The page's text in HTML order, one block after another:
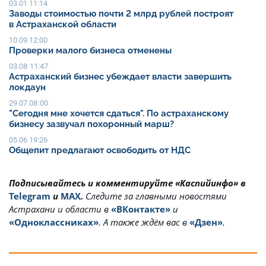
03.01 11:14
Заводы стоимостью почти 2 млрд рублей построят
в Астраханской области
10.09 12:00
Проверки малого бизнеса отменены
03.08 11:47
Астраханский бизнес убеждает власти завершить
локдаун
29.07 08:00
"Сегодня мне хочется сдаться". По астраханскому
бизнесу зазвучал похоронный марш?
05.06 19:26
Общепит предлагают освободить от НДС
Подписывайтесь и комментируйте «Каспийинфо» в
Telegram и MAX. Cледите за главными новостями
Астрахани и области в «ВКонтакте» и
«Одноклассниках». А также ждём вас в «Дзен».